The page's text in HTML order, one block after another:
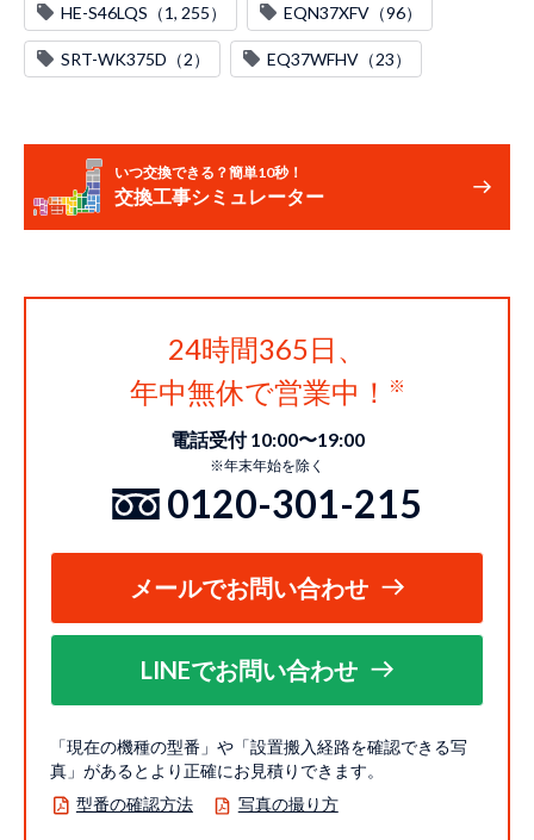
HE-S46LQS（1, 255） EQN37XFV（96）
SRT-WK375D（2） EQ37WFHV（23）
いつ交換できる？簡単10秒！
交換工事シミュレーター
24時間365日、
年中無休で営業中！
電話受付 10:00〜19:00
※年末年始を除く
0120-301-215
メールでお問い合わせ
LINEでお問い合わせ
「現在の機種の型番」や「設置搬入経路を確認できる写
真」があるとより正確にお見積りできます。
型番の確認方法
写真の撮り方